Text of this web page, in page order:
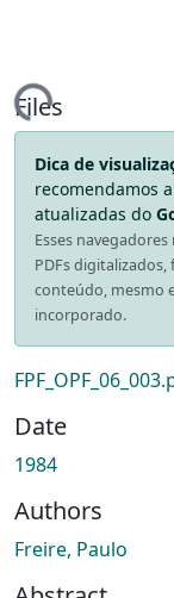
Files
Dica de
recomendamos
atualizadas do
Esses
PDFs digitalizados,
conteúdo, mesmo
incorporado.
Date
1984
Authors
Freire, Paulo